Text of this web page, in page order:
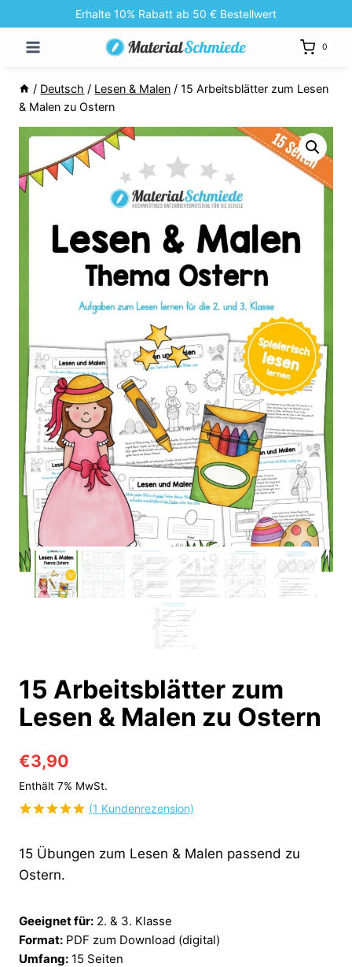
Inhalt
springen
Erhalte 10% Rabatt ab 50 € Bestellwert
0
/ Deutsch / Lesen & Malen / 15 Arbeitsblätter zum Lesen
& Malen zu Ostern
15 Arbeitsblätter zum
Lesen & Malen zu Ostern
€3,90
Enthält 7% MwSt.
von 5,
basierend
auf
(1 Kundenrezension)
15 Übungen zum Lesen & Malen passend zu
Ostern.
Geeignet für: 2. & 3. Klasse
Format: PDF zum Download (digital)
Umfang: 15 Seiten